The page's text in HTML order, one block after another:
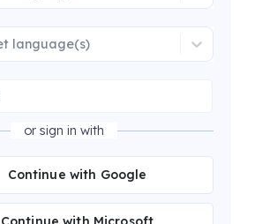
language(s)
or sign in with
Continue with Google